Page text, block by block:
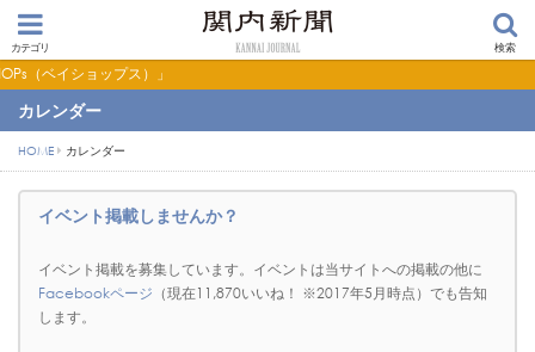
カテゴリ 検索
プス）」
カレンダー
HOME カレンダー
イベント掲載しませんか？
イベント掲載を募集しています。イベントは当サイトへの掲載の他に
Facebookページ （現在11,870いいね！ ※2017年5月時点）でも告知
します。